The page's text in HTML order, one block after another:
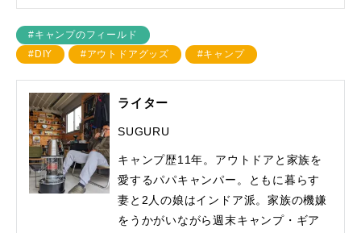
#キャンプのフィールド
#DIY
#アウトドアグッズ #キャンプ
ライター
SUGURU
キャンプ歴11年。アウトドアと家族を
愛するパパキャンパー。ともに暮らす
妻と2人の娘はインドア派。家族の機嫌
をうかがいながら週末キャンプ・ギア